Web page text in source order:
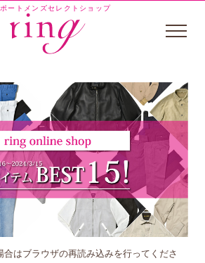
ートメンズセレクトショップ
はブラウザの再読み込みを行ってくださ